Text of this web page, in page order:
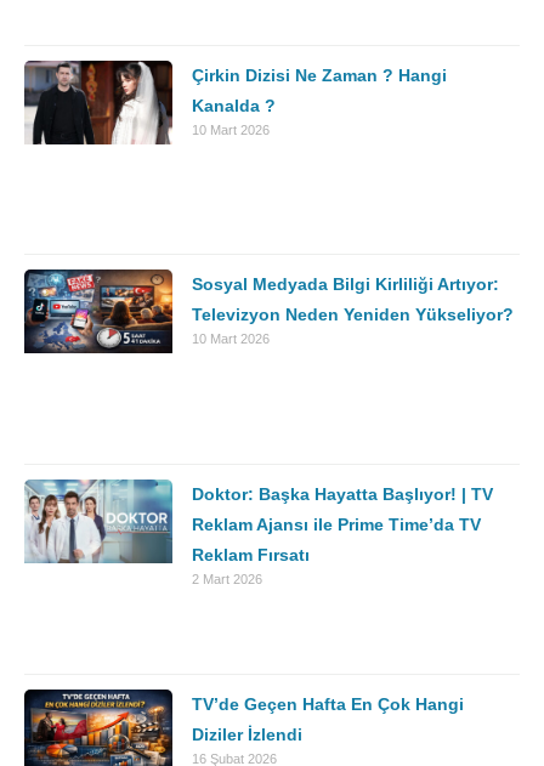
Çirkin Dizisi Ne Zaman ? Hangi
Kanalda ?
10 Mart 2026
Sosyal Medyada Bilgi Kirliliği Artıyor:
Televizyon Neden Yeniden Yükseliyor?
10 Mart 2026
Doktor: Başka Hayatta Başlıyor! | TV
Reklam Ajansı ile Prime Time’da TV
Reklam Fırsatı
2 Mart 2026
TV’de Geçen Hafta En Çok Hangi
Diziler İzlendi
16 Şubat 2026